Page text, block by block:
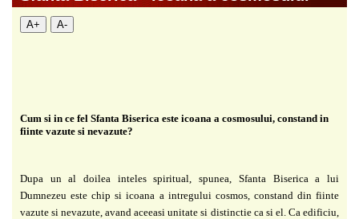
A+ A-
Cum si in ce fel Sfanta Biserica este icoana a cosmosului, constand in
fiinte vazute si nevazute?
Dupa un al doilea inteles spiritual, spunea, Sfanta Biserica a lui
Dumnezeu este chip si icoana a intregului cosmos, constand din fiinte
vazute si nevazute, avand aceeasi unitate si distinctie ca si el. Ca edificiu,